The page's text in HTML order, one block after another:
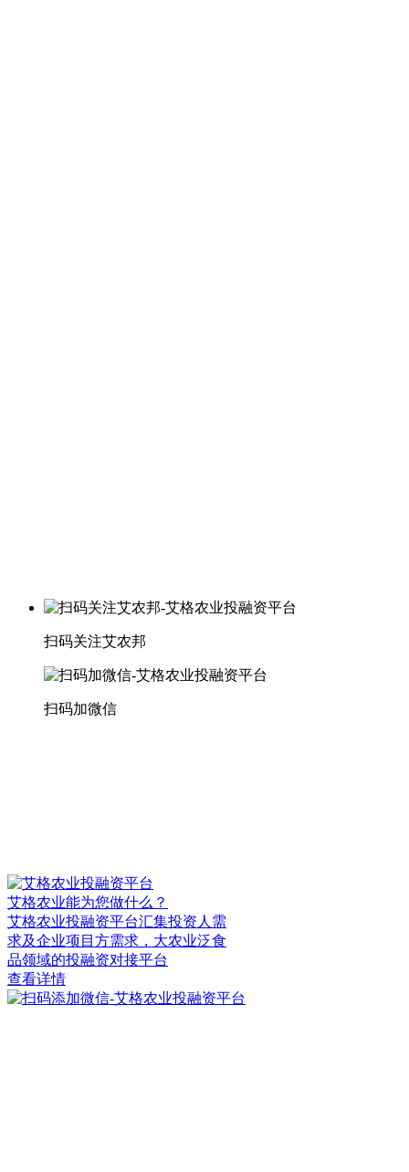
扫码关注艾农邦
扫码加微信
艾格农业能为您做什么？
艾格农业投融资平台汇集投资人需
求及企业项目方需求，大农业泛食
品领域的投融资对接平台
查看详情